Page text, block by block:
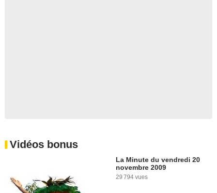
Vidéos bonus
La Minute du vendredi 20
novembre 2009
29 794 vues